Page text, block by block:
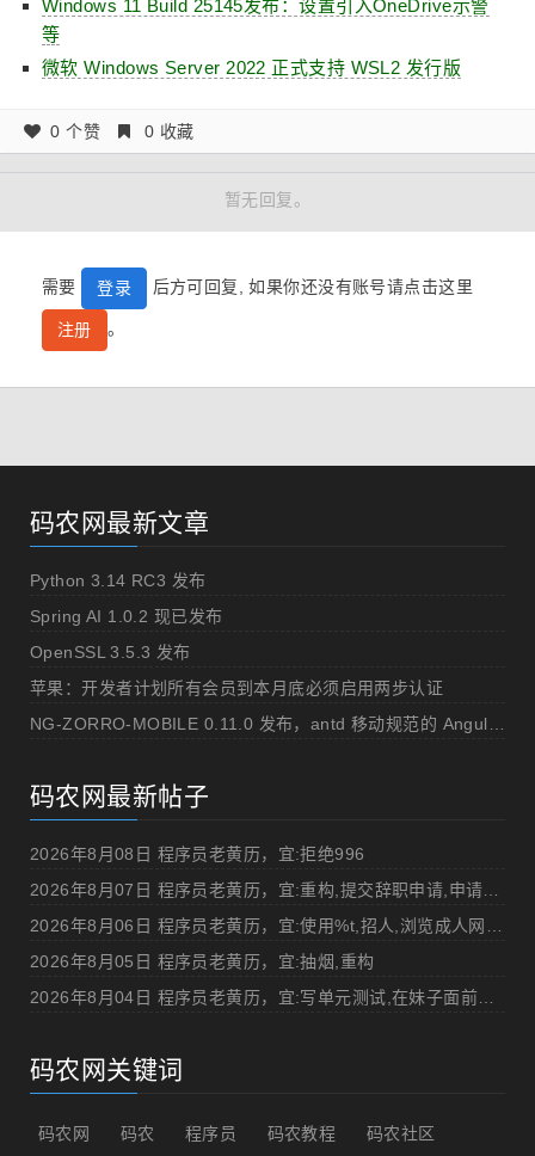
Windows 11 Build 25145发布：设置引入OneDrive示警
等
微软 Windows Server 2022 正式支持 WSL2 发行版
0 个赞 0 收藏
暂无回复。
需要 登录 后方可回复, 如果你还没有账号请点击这里
注册 。
码农网最新文章
Python 3.14 RC3 发布
Spring AI 1.0.2 现已发布
OpenSSL 3.5.3 发布
苹果：开发者计划所有会员到本月底必须启用两步认证
码农网最新帖子
2026年8月08日 程序员老黄历，宜:拒绝996
2026年8月05日 程序员老黄历，宜:抽烟,重构
码农网关键词
码农网 码农 程序员 码农教程 码农社区